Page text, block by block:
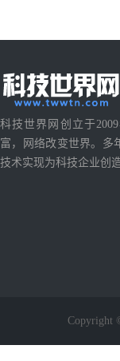
科技世界网创立于
富，网络改变世界。多
技术实现为科技企业创
Copyright